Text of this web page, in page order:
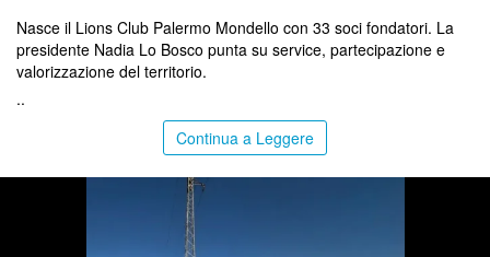
Nasce il Lions Club Palermo Mondello con 33 soci fondatori. La
presidente Nadia Lo Bosco punta su service, partecipazione e
valorizzazione del territorio.
..
Continua a Leggere